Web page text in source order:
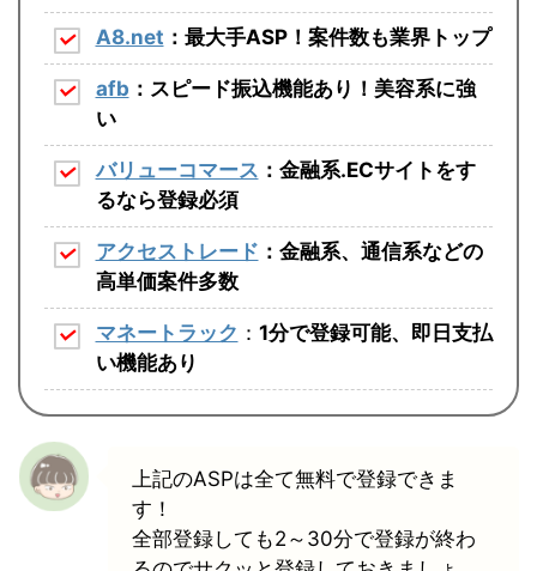
A8.net ：最大手ASP！案件数も業界トップ
afb ：スピード振込機能あり！美容系に強
い
バリューコマース ：金融系.ECサイトをす
るなら登録必須
アクセストレード ：金融系、通信系などの
高単価案件多数
マネートラック ： 1分で登録可能、即日支払
い機能あり
上記のASPは全て無料で登録できま
す！
全部登録しても2～30分で登録が終わ